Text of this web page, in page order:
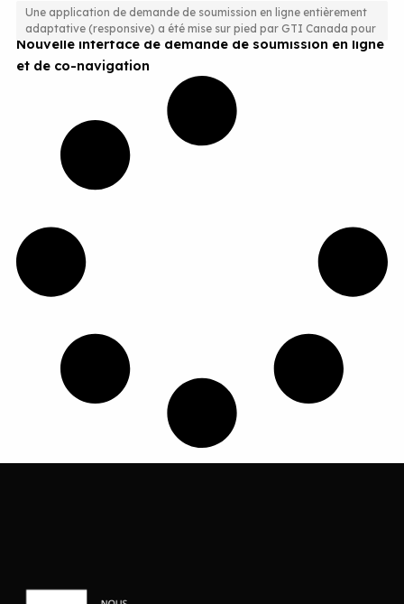
Nouvelle interface de demande de soumission en ligne
et de co-navigation
Une application de demande de soumission en ligne entièrement
adaptative (responsive) a été mise sur pied par GTI Canada pour